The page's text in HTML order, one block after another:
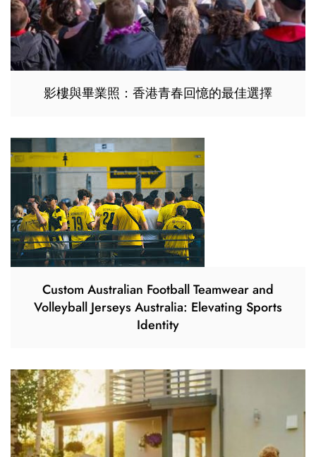
影樓與畢業照：香港青春回憶的最佳選擇
Custom Australian Football Teamwear and
Volleyball Jerseys Australia: Elevating Sports
Identity